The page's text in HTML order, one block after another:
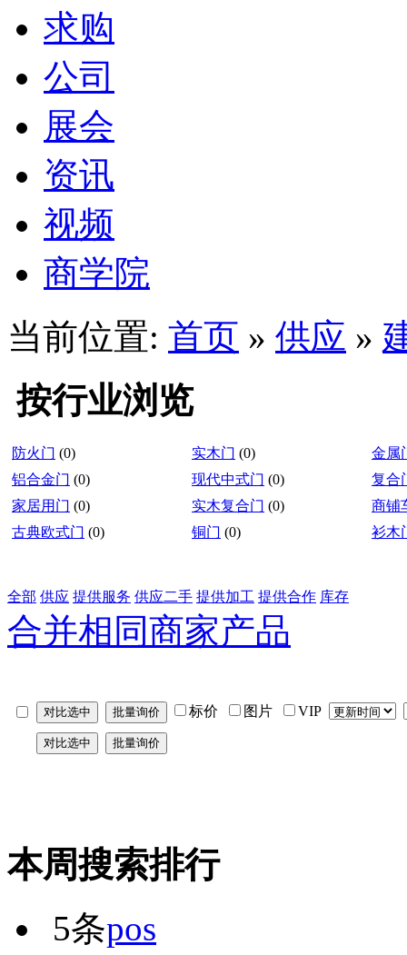
求购
公司
展会
资讯
视频
商学院
当前位置: 首页 » 供应 »
按行业浏览
防火门 (0) 实木门 (0)
金属
铝合金门 (0) 现代中式门 (0)
复合
家居用门 (0) 实木复合门 (0)
商铺
古典欧式门 (0) 铜门 (0) 衫木
全部 供应 提供服务 供应二手 提供加工 提供合作 库存
合并相同商家产品
标价 图片 VIP
本周搜索排行
5条pos